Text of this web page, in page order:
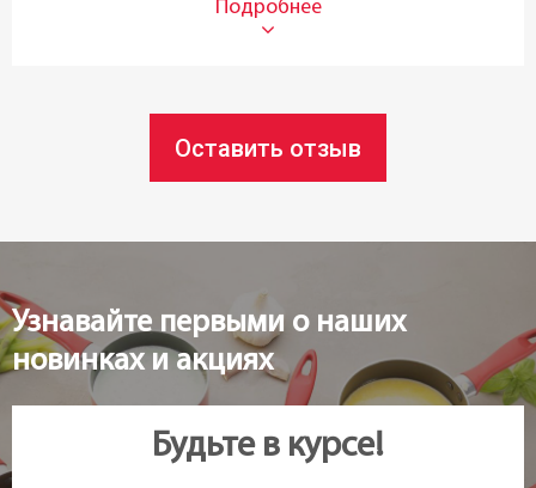
Высота:
3 см
Оставить отзыв
Узнавайте первыми о наших
новинках и акциях
Будьте в курсе!